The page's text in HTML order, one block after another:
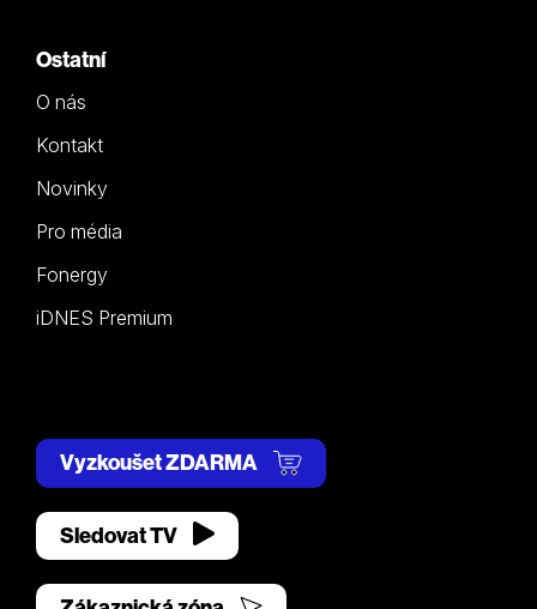
Ostatní
O nás
Kontakt
Novinky
Pro média
Fonergy
iDNES Premium
Vyzkoušet ZDARMA
Sledovat TV